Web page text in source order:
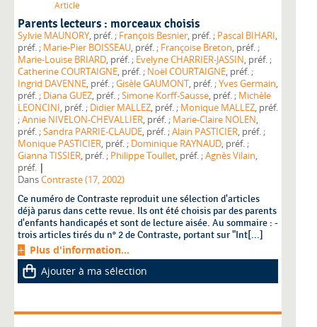
Article
Parents lecteurs : morceaux choisis
Sylvie MAUNORY , préf. ; François Besnier , préf. ; Pascal BIHARI,
préf. ; Marie-Pier BOISSEAU , préf. ; Françoise Breton
, préf. ;
Marie-Louise BRIARD
, préf. ; Evelyne CHARRIER-JASSIN
, préf. ;
Catherine COURTAIGNE
, préf. ; Noël COURTAIGNE
, préf. ;
Ingrid DAVENNE
, préf. ;Gisèle GAUMONT , préf. ;Yves Germain,
préf. ; Diana GUEZ , préf. ;Simone Korff-Sausse , préf. ; Michèle
LEONCINI
, préf. ; Didier MALLEZ , préf. ; Monique MALLEZ, préf.
;Annie NIVELON-CHEVALLIER , préf. ; Marie-Claire NOLEN,
préf. ;Sandra PARRIE-CLAUDE , préf. ;Alain PASTICIER
, préf. ;
Monique PASTICIER
, préf. ; Dominique RAYNAUD
, préf. ;
Gianna TISSIER
, préf. ; Philippe Toullet , préf. ;Agnès Vilain,
préf. |
DansContraste (17, 2002)
Ce numéro de Contraste reproduit une sélection d'articles
déjà parus dans cette revue. Ils ont été choisis par des parents
d'enfants handicapés et sont de lecture aisée. Au sommaire : -
trois articles tirés du n° 2 de Contraste, portant sur "Int[...]
Plus d'information...
Ajouter à ma sélection